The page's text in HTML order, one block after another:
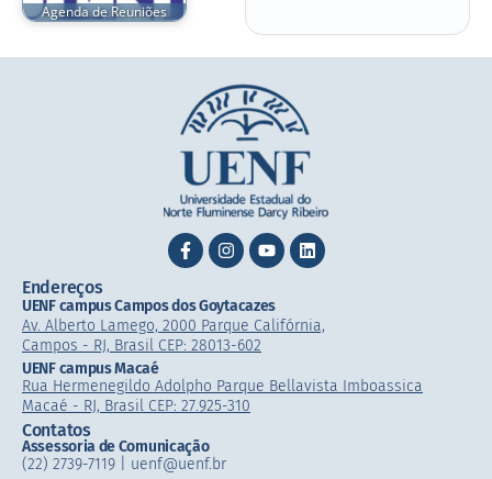
Agenda de Reuniões
Endereços
UENF campus Campos dos Goytacazes
Av. Alberto Lamego, 2000 Parque Califórnia,
Campos - RJ, Brasil CEP: 28013-602
UENF campus Macaé
Rua Hermenegildo Adolpho Parque Bellavista Imboassica
Macaé - RJ, Brasil CEP: 27.925-310
Contatos
Assessoria de Comunicação
(22) 2739-7119 | uenf@uenf.br